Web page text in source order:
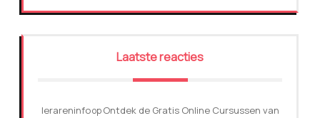
Laatste reacties
lerareninfoopOntdek de Gratis Online Cursussen van